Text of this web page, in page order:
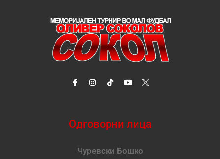
Одговорни лица
Чуревски Бошко